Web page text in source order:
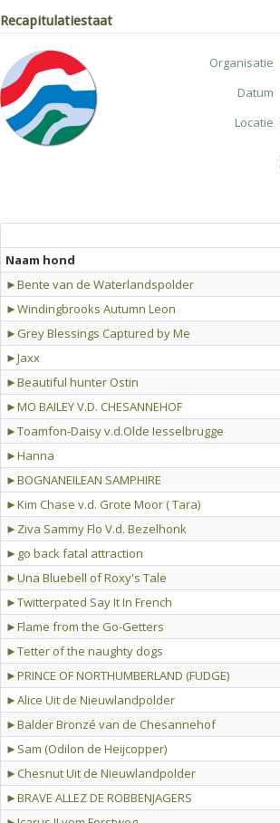
Recapitulatiestaat
Organisatie
Datum
Locatie
Naam hond
►Bente van de Waterlandspolder
►Windingbrooks Autumn Leon
►Grey Blessings Captured by Me
►Jaxx
►Beautiful hunter Ostin
►MO BAILEY V.D. CHESANNEHOF
►Toamfon-Daisy v.d.Olde Iesselbrugge
►Hanna
►BOGNANEILEAN SAMPHIRE
►Kim Chase v.d. Grote Moor ( Tara)
►Ziva Sammy Flo V.d. Bezelhonk
►go back fatal attraction
►Una Bluebell of Roxy's Tale
►Twitterpated Say It In French
►Flame from the Go-Getters
►Tetter of the naughty dogs
►PRINCE OF NORTHUMBERLAND (FUDGE)
►Alice Uit de Nieuwlandpolder
►Balder Bronzé van de Chesannehof
►Sam (Odilon de Heijcopper)
►Chesnut Uit de Nieuwlandpolder
►BRAVE ALLEZ DE ROBBENJAGERS